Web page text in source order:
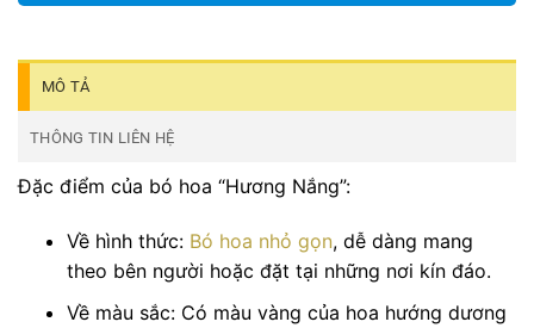
MÔ TẢ
THÔNG TIN LIÊN HỆ
Đặc điểm của bó hoa “Hương Nắng”:
Về hình thức: Bó hoa nhỏ gọn, dễ dàng mang
theo bên người hoặc đặt tại những nơi kín đáo.
Về màu sắc: Có màu vàng của hoa hướng dương